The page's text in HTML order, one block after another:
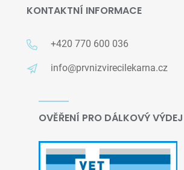
KONTAKTNÍ INFORMACE
+420 770 600 036
info@prvnizvirecilekarna.cz
OVĚŘENÍ PRO DÁLKOVÝ VÝDEJ